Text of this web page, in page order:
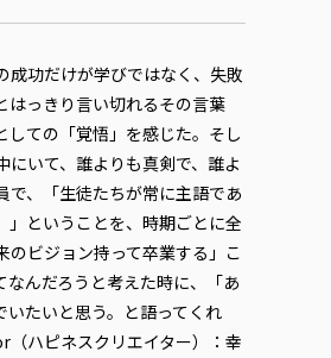
成功だけが学びではなく、失敗
はっきり言い切れるその言葉
ての「覚悟」を感じた。そし
いて、誰よりも真剣で、誰よ
で、「生徒たちが常に主語であ
」ということを、時期ごとに全
ビジョン持って卒業する」こ
んだろうと考えた時に、「あ
たいと思う。と語ってくれ
ハピネスクリエイター）：幸